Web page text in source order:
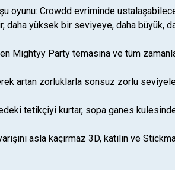
oyunu: Crowdd evriminde
daha yüksek bir seviyeye, daha büyük,
Mightyy Party temasına ve tüm
artan zorluklarla sonsuz zorlu
tetikçiyi kurtar, sopa ganes
asla kaçırmaz 3D, katılın ve